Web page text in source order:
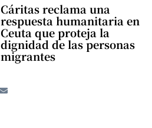
Cáritas reclama una
respuesta humanitaria en
Ceuta que proteja la
dignidad de las personas
migrantes